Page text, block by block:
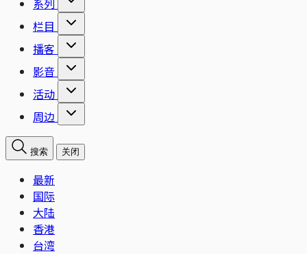
系列
栏目
播客
影音
活动
周边
搜索 关闭
最新
国际
大陆
香港
台湾